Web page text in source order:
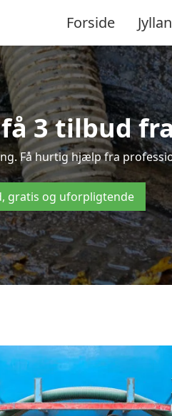
Forside
3 tilbud
Få hurtig hjælp fra
gratis og uforpligtende